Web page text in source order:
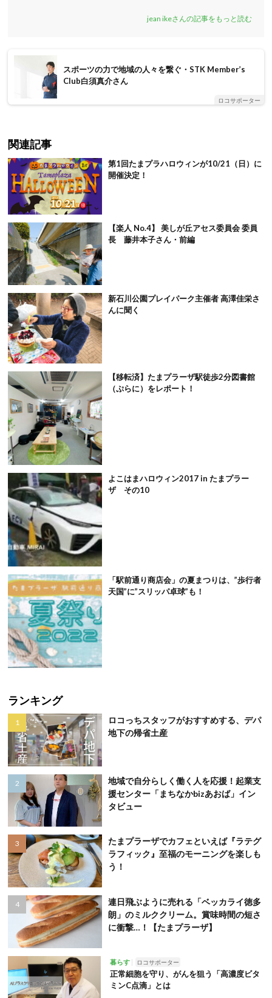
jean ikeさんの記事をもっと読む
スポーツの力で地域の人々を繋ぐ・STK Member’s
Club白須真介さん
ロコサポーター
関連記事
第1回たまプラハロウィンが10/21（日）に
開催決定！
【楽人 No.4】 美しが丘アセス委員会 委員
長 藤井本子さん・前編
新石川公園プレイパーク主催者 高澤佳栄さ
んに聞く
【移転済】たまプラーザ駅徒歩2分図書館
（ぷらに）をレポート！
よこはまハロウィン2017 in たまプラー
ザ その10
「駅前通り商店会」の夏まつりは、”歩行者
天国”に”スリッパ卓球”も！
ランキング
ロコっちスタッフがおすすめする、デパ
地下の帰省土産
地域で自分らしく働く人を応援！起業支
援センター「まちなかbizあおば」イン
タビュー
たまプラーザでカフェといえば『ラテグ
ラフィック』至福のモーニングを楽しも
う！
連日飛ぶように売れる「ベッカライ徳多
朗」のミルククリーム。賞味時間の短さ
に衝撃…！【たまプラーザ】
暮らす ロコサポーター
正常細胞を守り、がんを狙う「高濃度ビタ
ミンC点滴」とは